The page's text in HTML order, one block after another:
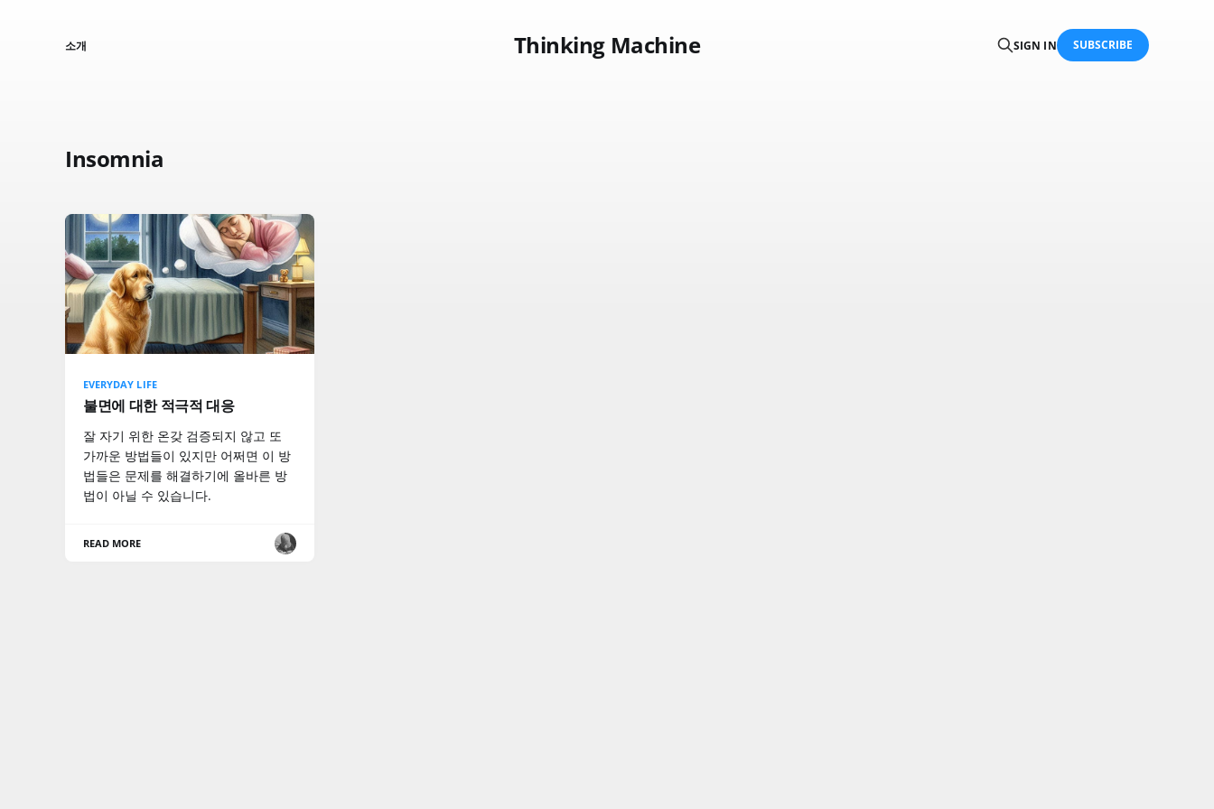
Thinking Machine
소개 SIGN IN SUBSCRIBE
Insomnia
EVERYDAY LIFE
불면에 대한 적극적 대응
잘 자기 위한 온갖 검증되지 않고 또
가까운 방법들이 있지만 어쩌면 이 방
법들은 문제를 해결하기에 올바른 방
법이 아닐 수 있습니다.
READ MORE